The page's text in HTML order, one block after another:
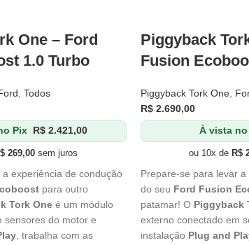
One – Ford
1.0 Turbo
Todos
Pix R$2.421,00
269,00 sem juros
experiência de condução
para outro
Tork Oneé um módulo
sensores do motor e
, trabalha com as
Piggyback
Fusion
Piggyback Tork One,
R$2.690,00
À vista no
ou 10x de R$
Prepare-se para levar
do seu Ford Fusion
patamar! O Piggyback
externo conectado em
instalação Plug and